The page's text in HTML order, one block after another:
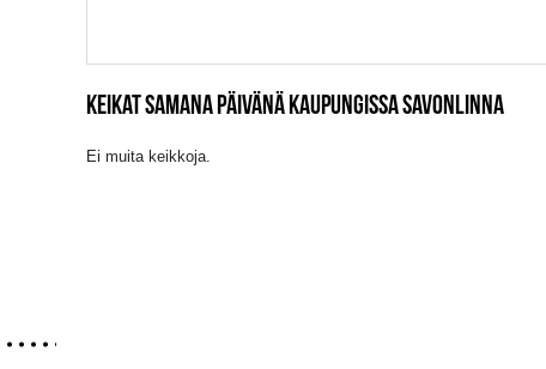
KEIKAT SAMANA PÄIVÄNÄ KAUPUNGISSA SAVONLINNA
Ei muita keikkoja.